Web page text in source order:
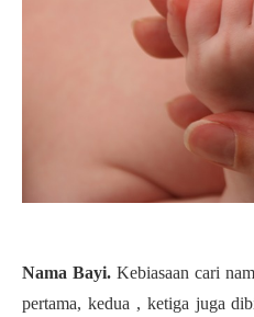
Nama Bayi. Kebiasaan cari
pertama, kedua , ketiga juga